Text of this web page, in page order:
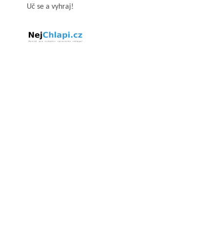
Uč se a vyhraj!